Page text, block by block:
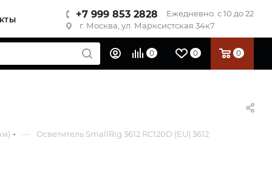
+7 999 853 2828
Ежедневно: с 10 до 22
г. Москва, ул. Марксистская 34к7
0 0 0
— Осветитель SmallRig 3612 RC120D (EU) 3612